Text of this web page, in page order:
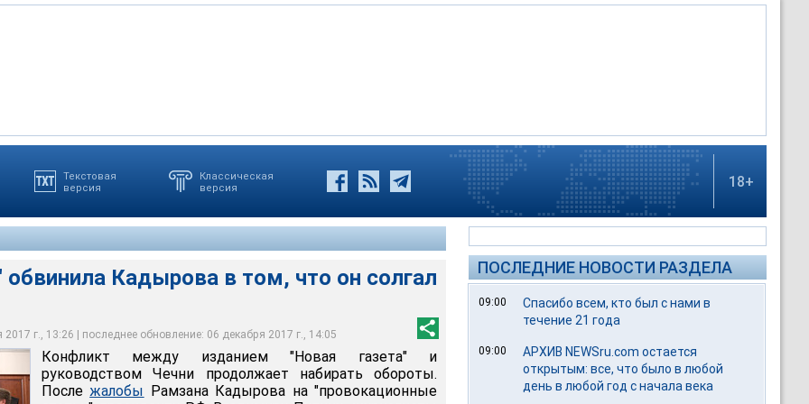
Текстовая
версия
Классическая
версия
18+
обвинила Кадырова в том, что он солгал
г., 13:26 | последнее обновление: 06 декабря 2017 г., 14:05
послужили слова Кадырова, прозвучавшие на встрече с
Кадыров пожаловался главе государства на
в прессе, в которых сообщалось о задержаниях и
России
что журналисты передали Следственному комитету РФ
26 жителей Чечни, незаконно задержанных в Чечне и ставших,
жертвами внесудебных расправ
Мамонтов
Конфликт между изданием "Новая газета" и
руководством Чечни продолжает набирать обороты.
Послежалобы Рамзана Кадырова на "провокационные
ПОСЛЕДНИЕ НОВОСТИ РАЗДЕЛА
09:00
Спасибо всем, кто был с нами в
течение 21 года
09:00
АРХИВ NEWSru.com остается
открытым: все, что было в любой
день в любой год с начала века